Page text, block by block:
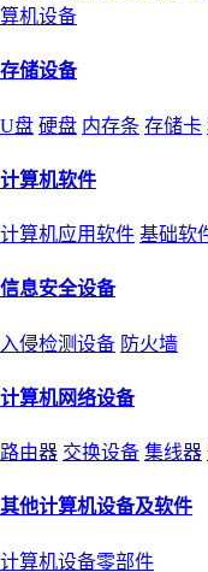
算机设备
存储设备
U盘 硬盘 内存条 存储卡
计算机软件
计算机应用软件 基础软
信息安全设备
入侵检测设备 防火墙
计算机网络设备
路由器 交换设备 集线器
其他计算机设备及软件
计算机设备零部件